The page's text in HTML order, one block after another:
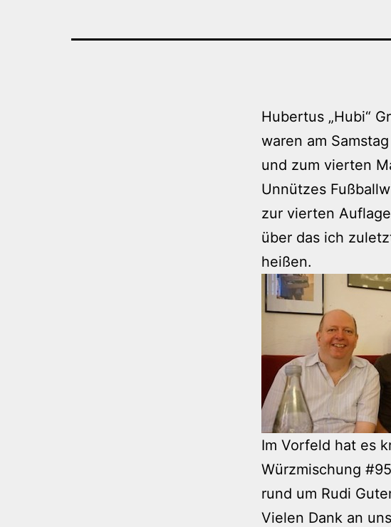
Hubertus „Hubi“
waren am
und zum vierten
Unnützes
zur vierten
über das ich
heißen.
Im Vorfeld hat es
Würzmischung
rund um Rudi
Vielen Dank an